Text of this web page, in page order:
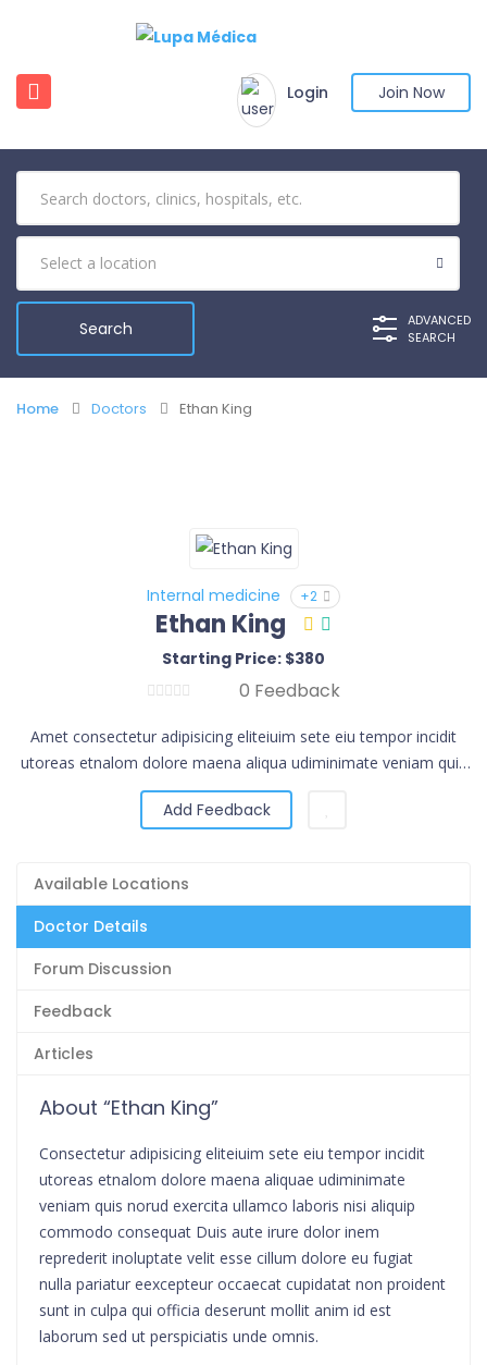
Login Join Now
ADVANCED
SEARCH
Home Doctors Ethan King
Internal medicine +2
Ethan King
Starting Price: $380
0 Feedback
Amet consectetur adipisicing eliteiuim sete eiu tempor incidit
utoreas etnalom dolore maena aliqua udiminimate veniam quis
norud exercita.
Add Feedback
Available Locations
Doctor Details
Forum Discussion
Feedback
Articles
About “Ethan King”
Consectetur adipisicing eliteiuim sete eiu tempor incidit
utoreas etnalom dolore maena aliquae udiminimate
veniam quis norud exercita ullamco laboris nisi aliquip
commodo consequat Duis aute irure dolor inem
reprederit inoluptate velit esse cillum dolore eu fugiat
nulla pariatur eexcepteur occaecat cupidatat non proident
sunt in culpa qui officia deserunt mollit anim id est
laborum sed ut perspiciatis unde omnis.